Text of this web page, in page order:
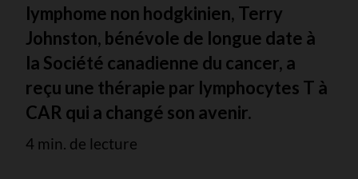
lymphome non hodgkinien, Terry
Johnston, bénévole de longue date à
la Société canadienne du cancer, a
reçu une thérapie par lymphocytes T à
CAR qui a changé son avenir.
4 min. de lecture